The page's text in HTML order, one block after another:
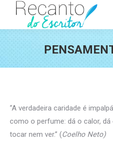
“A verdadeira caridade é
como o perfume: dá o calor,
tocar nem ver.” (Coelho Neto)